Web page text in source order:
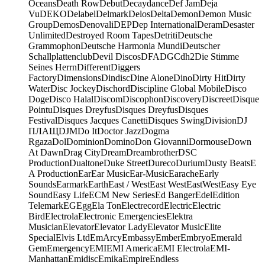
OceansDeath RowDebutDecaydanceDef JamDeja
VuDEKODelabelDelmarkDelosDeltaDemonDemon Music
GroupDemosDenovaliDEPDep InternationalDeramDesaster
UnlimitedDestroyed Room TapesDetritiDeutsche
GrammophonDeutsche Harmonia MundiDeutscher
SchallplattenclubDevil DiscosDFADGCdh2Die Stimme
Seines HerrnDifferentDiggers
FactoryDimensionsDindiscDine AloneDinoDirty HitDirty
WaterDisc JockeyDischordDiscipline Global MobileDisco
DogeDisco HalalDiscomDiscophonDiscoveryDiscreetDisque
PointuDisques DreyfusDisques DreyfusDisques
FestivalDisques Jacques CanettiDisques SwingDivisionDJ
ПЛАЩDJMDo ItDoctor JazzDogma
RgazaDolDominionDominoDon GiovanniDormouseDown
At DawnDrag CityDreamDreambrotherDSC
ProductionDualtoneDuke StreetDurecoDuriumDusty BeatsE
A ProductionEarEar MusicEar-MusicEaracheEarly
SoundsEarmarkEarthEast / WestEast WestEastWestEasy Eye
SoundEasy LifeECM New SeriesEd BangerEdelEdition
TelemarkEGEggEla TonElectrecordElectricElectric
BirdElectrolaElectronic EmergenciesElektra
MusicianElevatorElevator LadyElevator MusicElite
SpecialElvis LtdEmArcyEmbassyEmberEmbryoEmerald
GemEmergencyEMIEMI AmericaEMI ElectrolaEMI-
ManhattanEmidiscEmikaEmpireEndless